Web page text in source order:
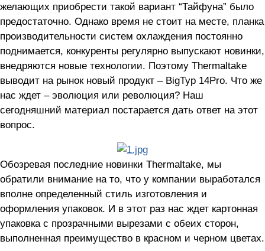
желающих приобрести такой вариант “Тайфуна” было
предостаточно. Однако время не стоит на месте, планка
производительности систем охлаждения постоянно
поднимается, конкуренты регулярно выпускают новинки,
внедряются новые технологии. Поэтому Thermaltake
выводит на рынок новый продукт – BigTyp 14Pro. Что же
нас ждет – эволюция или революция? Наш
сегодняшний материал постарается дать ответ на этот
вопрос.
Обозревая последние новинки Thermaltake, мы
обратили внимание на то, что у компании выработался
вполне определенный стиль изготовления и
оформления упаковок. И в этот раз нас ждет картонная
упаковка с прозрачными вырезами с обеих сторон,
выполненная преимущество в красном и черном цветах.